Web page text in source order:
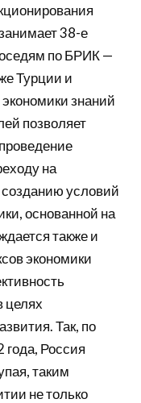
38-е
по БРИК —
Турции и
знаний
позволяет
на
условий
основанной на
также и
экономики
целях
Так, по
года, Россия
таким
не только